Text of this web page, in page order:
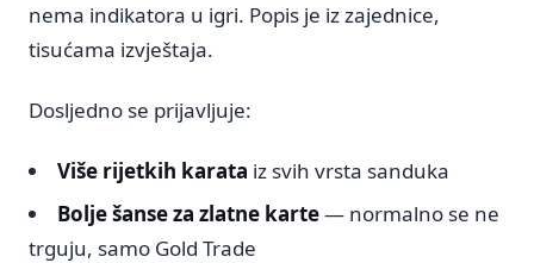
nema indikatora u igri. Popis je iz zajednice,
tisućama izvještaja.
Dosljedno se prijavljuje:
Više rijetkih karata iz svih vrsta sanduka
Bolje šanse za zlatne karte— normalno se ne
trguju, samo Gold Trade